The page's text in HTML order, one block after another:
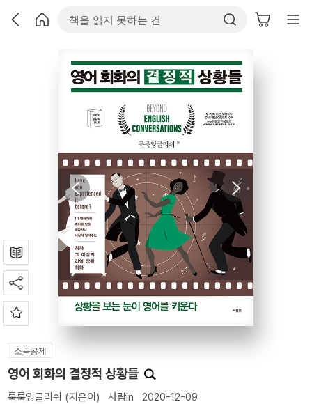
소득공제
영어 회화의 결정적 상황들
룩룩잉글리쉬 (지은이) 사람in 2020-12-09